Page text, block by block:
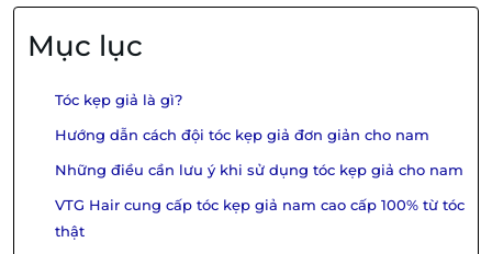
Mục lục
Tóc kẹp giả là gì?
Hướng dẫn cách đội tóc kẹp giả đơn giản cho nam
Những điều cần lưu ý khi sử dụng tóc kẹp giả cho nam
VTG Hair cung cấp tóc kẹp giả nam cao cấp 100% từ tóc
thật